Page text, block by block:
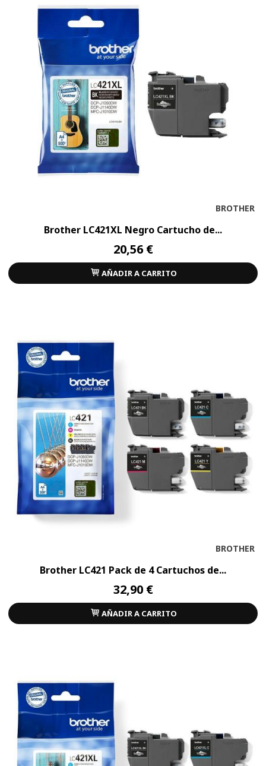
BROTHER
Brother LC421XL Negro Cartucho de...
20,56 €
AÑADIR A CARRITO
BROTHER
Brother LC421 Pack de 4 Cartuchos de...
32,90 €
AÑADIR A CARRITO